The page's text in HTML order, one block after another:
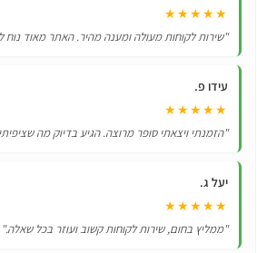
★★★★★
"שירות לקוחות מעולה ומענה מהיר. האתר מאוד נוח
עידו פ.
★★★★★
"הזמנתי ויצאתי סופר מרוצה. הגיע בדיוק מה
יעל ג.
★★★★★
"ממליץ בחום, שירות לקוחות קשוב ועוזר בכל שאלה."